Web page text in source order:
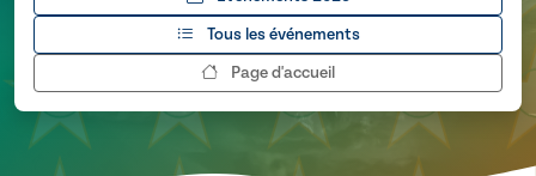
Tous les événements
Page d'accueil